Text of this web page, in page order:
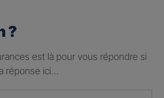
?
est là pour vous répondre si
réponse ici…